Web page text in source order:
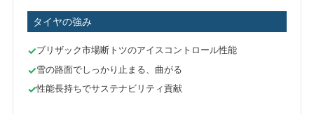
タイヤの強み
ブリザック市場断トツのアイスコントロール性能
雪の路面でしっかり止まる、曲がる
性能長持ちでサステナビリティ貢献